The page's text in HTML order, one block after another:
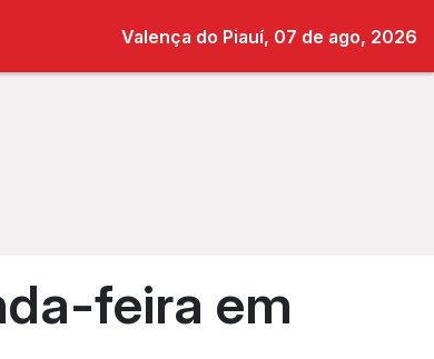
Valença do Piauí, 07 de ago, 2026
feira em